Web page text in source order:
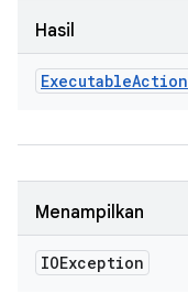
Hasil
ExecutableAction
Menampilkan
IOException